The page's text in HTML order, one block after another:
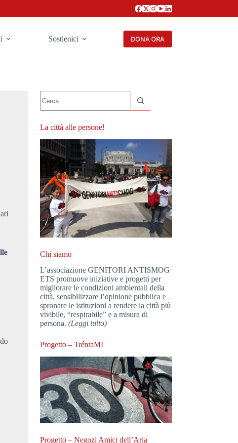
Sostienici DONA ORA
risultato
La città alle persone!
Chi siamo
L’associazione GENITORI ANTISMOG
ETS promuove iniziative e progetti per
migliorare le condizioni ambientali della
città, sensibilizzare l’opinione pubblica e
spronare le istituzioni a rendere la città più
vivibile, “respirabile” e a misura di
persona.(Leggi tutto)
Progetto – TréntaMI
Progetto – Negozi Amici dell’Aria